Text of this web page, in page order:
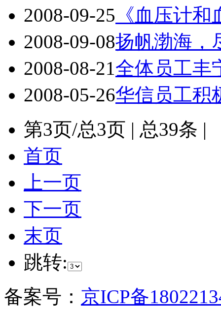
2008-09-25 《血压计
2008-09-08扬帆渤海，
2008-08-21全体员工丰
2008-05-26华信员工积
第3页/总3页 | 总39条 |
首页
上一页
下一页
末页
跳转:
备案号： 京ICP备